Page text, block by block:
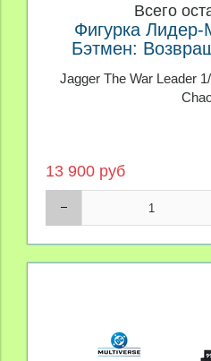
Всего
Фигурка Лидер-
Бэтмен:
Jagger The War Leader
13 900 руб